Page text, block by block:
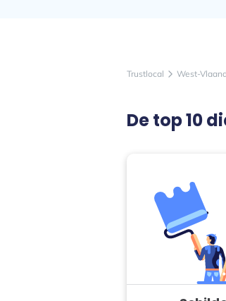
Trustlocal arrow_forward_ios West-
De top 10